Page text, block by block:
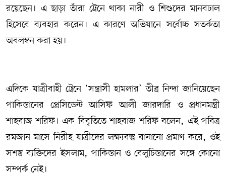
রয়েছেন। এ ছাড়া তাঁরা ট্রেনে থাকা নারী ও শিশুদের মানবঢাল
হিসেবে ব্যবহার করেন। এ কারণে অভিযানে সর্বোচ্চ সতর্কতা
অবলম্বন করা হয়।
এদিকে যাত্রীবাহী ট্রেনে ‘সন্ত্রাসী হামলার’ তীব্র নিন্দা জানিয়েছেন
পাকিস্তানের প্রেসিডেন্ট আসিফ আলী জারদারি ও প্রধানমন্ত্রী
শাহবাজ শরিফ। এক বিবৃতিতে শাহবাজ শরিফ বলেন, এই পবিত্র
রমজান মাসে নিরীহ যাত্রীদের লক্ষ্যবস্তু বানানো প্রমাণ করে, ওই
সশস্ত্র ব্যক্তিদের ইসলাম, পাকিস্তান ও বেলুচিস্তানের সঙ্গে কোনো
সম্পর্ক নেই।